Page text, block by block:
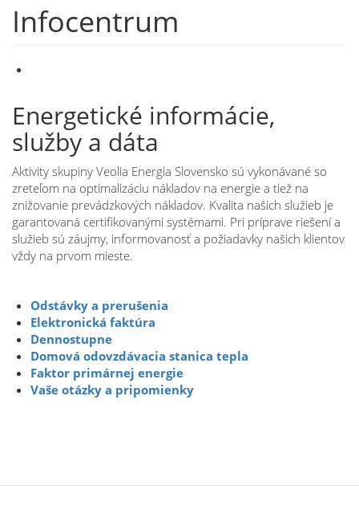
Infocentrum
Energetické informácie,
služby a dáta
Aktivity skupiny Veolia Energia Slovensko sú vykonávané so
zreteľom na optimalizáciu nákladov na energie a tiež na
znižovanie prevádzkových nákladov. Kvalita našich služieb je
garantovaná certifikovanými systémami. Pri príprave riešení a
služieb sú záujmy, informovanosť a požiadavky našich klientov
vždy na prvom mieste.
Odstávky a prerušenia
Elektronická faktúra
Dennostupne
Domová odovzdávacia stanica tepla
Faktor primárnej energie
Vaše otázky a pripomienky